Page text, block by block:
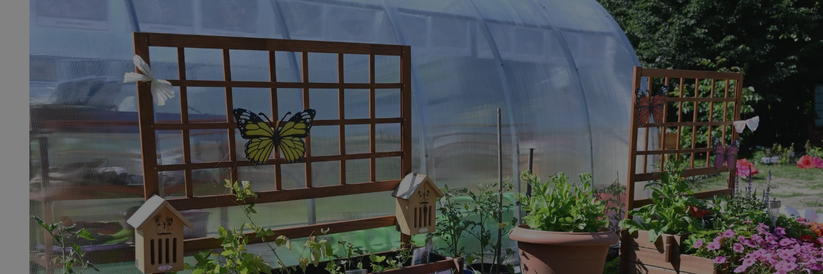
rudaslaska.com.pl 1 rok
Ten plik cookie przechowuje identyfikator sesji.
Ten plik cookie przechowuje identyfikator sesji.
rudaslaska.com.pl 1 rok
Ten plik cookie przechowuje identyfikator sesji.
msToken
Ten plik cookie jest używany do celów
uwierzytelniania i bezpieczeństwa, zapewniając, że
__cf_bm
Cloudflare Inc.
.x.com
30 minut
Ten plik cookie służy do rozróżniania ludzi i botów.
Jest to korzystne dla strony internetowej, ponieważ
umożliwia tworzenie ważnych raportów na temat
korzystania z jej witryny internetowej.
__cf_bm
Cloudflare Inc.
29 minut 59
Ten plik cookie służy do rozróżniania ludzi i botów.
Jest to korzystne dla strony internetowej, ponieważ
umożliwia tworzenie ważnych raportów na temat
korzystania z jej witryny internetowej.
VISITOR_PRIVACY_METADATA
5 miesięcy 4
tygodnie
Ten plik cookie jest używany do przechowywania
zgody użytkownika i wyboru prywatności dla ich
interakcji z witryną. Rejestruje dane dotyczące
zgody odwiedzającego na różne polityki i
ustawienia prywatności, zapewniając, że ich
preferencje zostaną uhonorowane w przyszłych
sesjach.
CookieScriptConsent
CookieScript
4 tygodnie 2 dni
Ten plik cookie jest używany przez usługę Cookie-
Polityce prywatności Google